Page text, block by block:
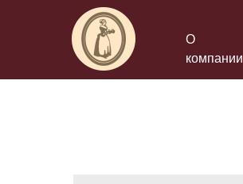
О
компании